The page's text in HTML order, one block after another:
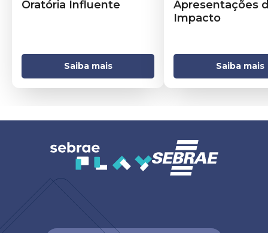
Oratória Influente
Saiba mais
Apresentações
Impacto
Saiba mais